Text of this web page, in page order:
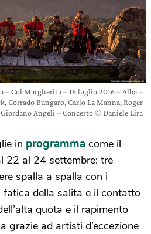
– Col Margherita – 16 luglio 2016 – Alba –
Corrado Bungaro, Carlo La Manna, Roger
Angeli – Concerto © Daniele Lira
in programma come il
22 al 24 settembre: tre
spalla a spalla con i
della salita e il contatto
quota e il rapimento
grazie ad artisti d’eccezione